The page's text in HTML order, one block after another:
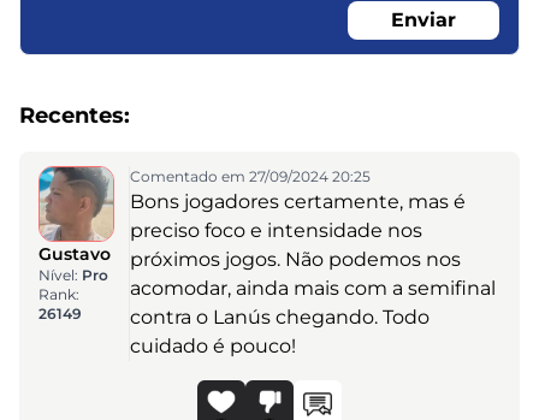
Enviar
Recentes:
Gustavo
Nível: Pro
Rank:
26149
Comentado em 27/09/2024 20:25
Bons jogadores certamente, mas é
preciso foco e intensidade nos
próximos jogos. Não podemos nos
acomodar, ainda mais com a semifinal
contra o Lanús chegando. Todo
cuidado é pouco!